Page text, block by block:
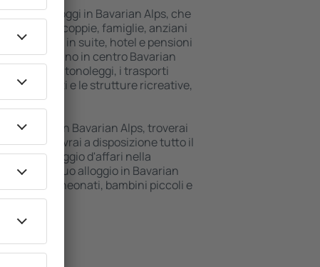
di alloggi in Bavarian Alps, che
singoli, coppie, famiglie, anziani
soggiornare in suite, hotel e pensioni
e si trovano in centro Bavarian
come gli autonoleggi, i trasporti
di servizi e le strutture ricreative,
di lusso in Bavarian Alps, troverai
istanti. Avrai a disposizione tutto il
o il tuo viaggio d'affari nella
il tuo alloggio in Bavarian
disabili, neonati, bambini piccoli e